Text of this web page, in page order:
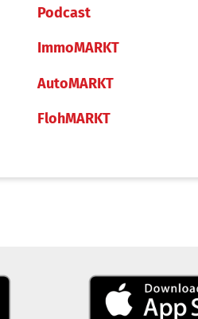
Podcast
ImmoMARKT
AutoMARKT
FlohMARKT